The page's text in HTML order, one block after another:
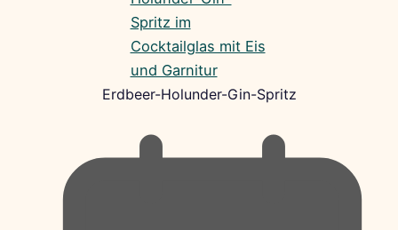
Erdbeer-Holunder-Gin-Spritz